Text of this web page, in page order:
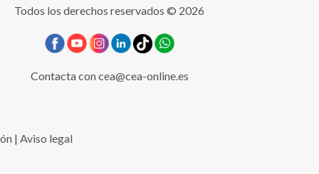
Todos los derechos reservados © 2026
Contacta concea@cea-online.es
| Aviso legal